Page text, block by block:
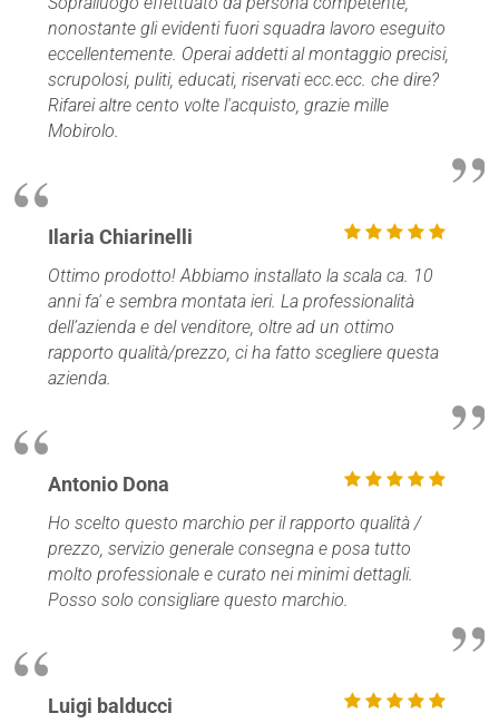
nonostante gli evidenti fuori squadra lavoro eseguito
eccellentemente. Operai addetti al montaggio precisi,
scrupolosi, puliti, educati, riservati ecc.ecc. che dire?
Rifarei altre cento volte l'acquisto, grazie mille
Mobirolo.
Ilaria Chiarinelli
Ottimo prodotto! Abbiamo installato la scala ca. 10
anni fa' e sembra montata ieri. La professionalità
dell’azienda e del venditore, oltre ad un ottimo
rapporto qualità/prezzo, ci ha fatto scegliere questa
azienda.
Antonio Dona
Ho scelto questo marchio per il rapporto qualità /
prezzo, servizio generale consegna e posa tutto
molto professionale e curato nei minimi dettagli.
Posso solo consigliare questo marchio.
Luigi balducci